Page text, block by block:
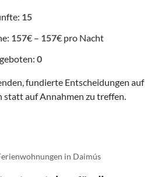
15
157€ – 157€ pro Nacht
0
fundierte Entscheidungen auf
auf Annahmen zu treffen.
in Daimús